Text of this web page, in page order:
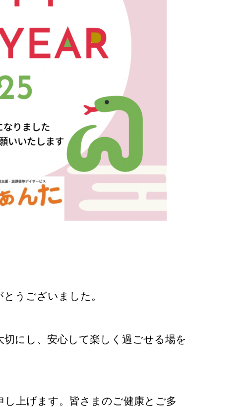
うございました。
にし、安心して楽しく過ごせる場を
上げます。皆さまのご健康とご多